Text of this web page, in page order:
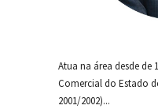
Atua na área desde de
Comercial do Estado
2001/2002)...